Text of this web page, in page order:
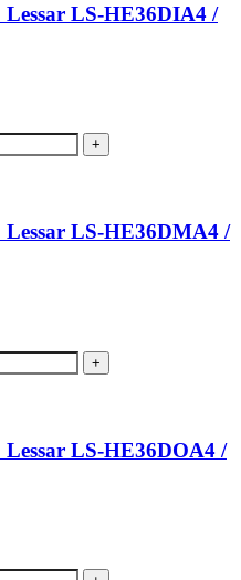
LS-HE36DIA4 /
LS-HE36DMA4 /
LS-HE36DOA4 /